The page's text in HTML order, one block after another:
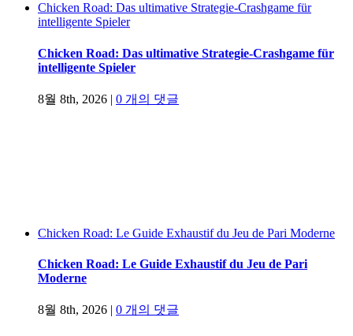
Chicken Road: Das ultimative Strategie-Crashgame für
intelligente Spieler
Chicken Road: Das ultimative Strategie-Crashgame für
intelligente Spieler
8월 8th, 2026 | 0 개의 댓글
Chicken Road: Le Guide Exhaustif du Jeu de Pari Moderne
Chicken Road: Le Guide Exhaustif du Jeu de Pari
Moderne
8월 8th, 2026 | 0 개의 댓글